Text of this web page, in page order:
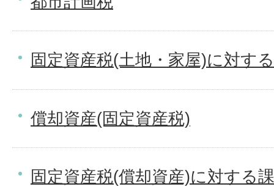
固定資産税(土地・家屋)に対す
償却資産(固定資産税)
固定資産税(償却資産)に対する